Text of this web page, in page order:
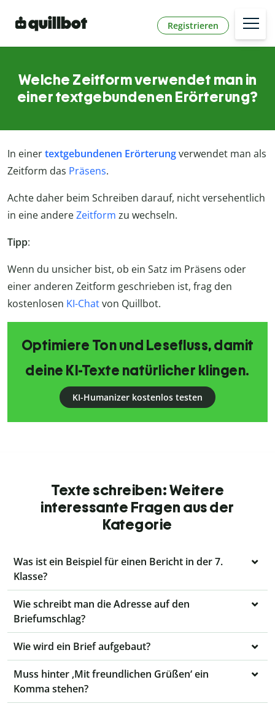
Registrieren
Welche Zeitform verwendet man in
einer textgebundenen Erörterung?
In einertextgebundenen Erörterungverwendet man als
Zeitform das Präsens.
Achte daher beim Schreiben darauf, nicht versehentlich
in eine andereZeitform zu wechseln.
Tipp:
Wenn du unsicher bist, ob ein Satz im Präsens oder
einer anderen Zeitform geschrieben ist, frag den
kostenlosen KI-Chatvon Quillbot.
Optimiere Ton und Lesefluss, damit
deine KI-Texte natürlicher klingen.
KI-Humanizer kostenlos testen
Texte schreiben: Weitere
interessante Fragen aus der
Kategorie
Was ist ein Beispiel für einen Bericht in der 7.
Klasse?
Wie schreibt man die Adresse auf den
Briefumschlag?
Wie wird ein Brief aufgebaut?
Muss hinter ‚Mit freundlichen Grüßen‘ ein
Komma stehen?